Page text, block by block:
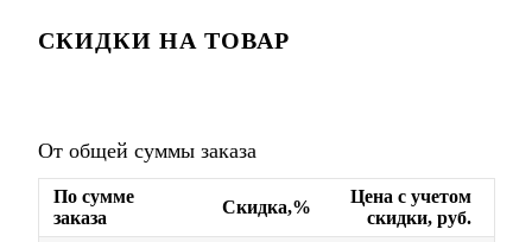
СКИДКИ НА ТОВАР
От общей суммы заказа
По сумме
заказа
Скидка,%
Цена с учетом
скидки, руб.